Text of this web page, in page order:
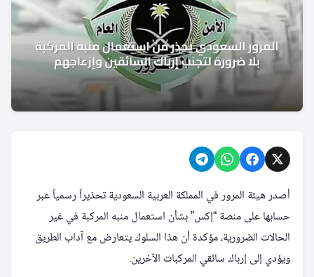
أصدر هيئة المرور في المملكة العربية السعودية تحذيراً رسمياً عبر
حسابها على منصة “إكس” بشأن استعمال منبه المركبة في غير
الحالات الضرورية، مؤكدة أن هذا السلوك يتعارض مع آداب الطريق
ويؤدي إلى إرباك سائقي المركبات الآخرين.